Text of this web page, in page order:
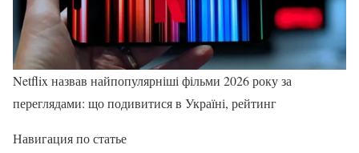
Netflix назвав найпопулярніші фільми 2026 року за
переглядами: що подивитися в Україні, рейтинг
Навигация по статье